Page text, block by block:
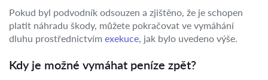
Pokud byl podvodník odsouzen a zjištěno, že je schopen
platit náhradu škody, můžete pokračovat ve vymáhání
dluhu prostřednictvím exekuce , jak bylo uvedeno výše.
Kdy je možné vymáhat peníze zpět?